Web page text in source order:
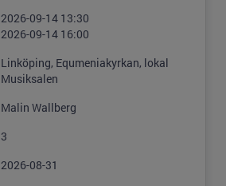
2026-09-14 13:30
2026-09-14 16:00
Linköping, Equmeniakyrkan, lokal
Musiksalen
Malin Wallberg
3
2026-08-31